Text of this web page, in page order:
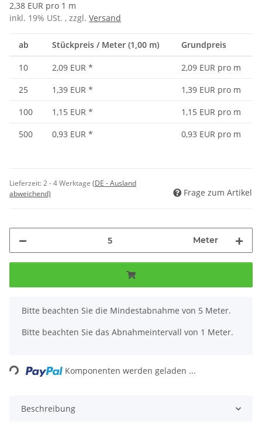
2,38 EUR pro 1 m
inkl. 19% USt. , zzgl. Versand
ab Stückpreis / Meter (1,00 m) Grundpreis
10 2,09 EUR *
2,09 EUR pro m
25
1,39 EUR *
1,39 EUR pro m
100
1,15 EUR *
1,15 EUR pro m
500
0,93 EUR * 0,93 EUR pro m
Lieferzeit:2 - 4 Werktage (DE - Ausland
abweichend)
Frage zum Artikel
Meter
x
Bitte beachten Sie die Mindestabnahme von 5 Meter.
Bitte beachten Sie das Abnahmeintervall von 1 Meter.
Loading... Komponenten werden geladen ...
Beschreibung